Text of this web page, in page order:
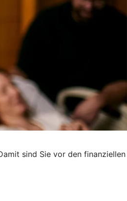
sind Sie vor den finanziellen